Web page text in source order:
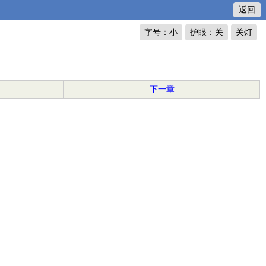
返回
关灯
护眼：关
字号：小
下一章